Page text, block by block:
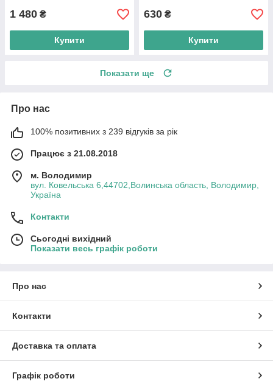
1 480 ₴
Купити
630 ₴
Купити
Показати ще
Про нас
100% позитивних з 239 відгуків за рік
Працює з 21.08.2018
м. Володимир
вул. Ковельська 6,44702,Волинська область, Володимир,
Україна
Контакти
Сьогодні вихідний
Показати весь графік роботи
Про нас
Контакти
Доставка та оплата
Графік роботи